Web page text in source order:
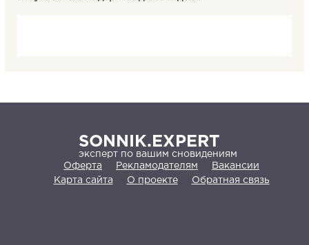
SONNIK.EXPERT
эксперт по вашим сновидениям
Оферта
Рекламодателям
Вакансии
Карта сайта
О проекте Обратная связь